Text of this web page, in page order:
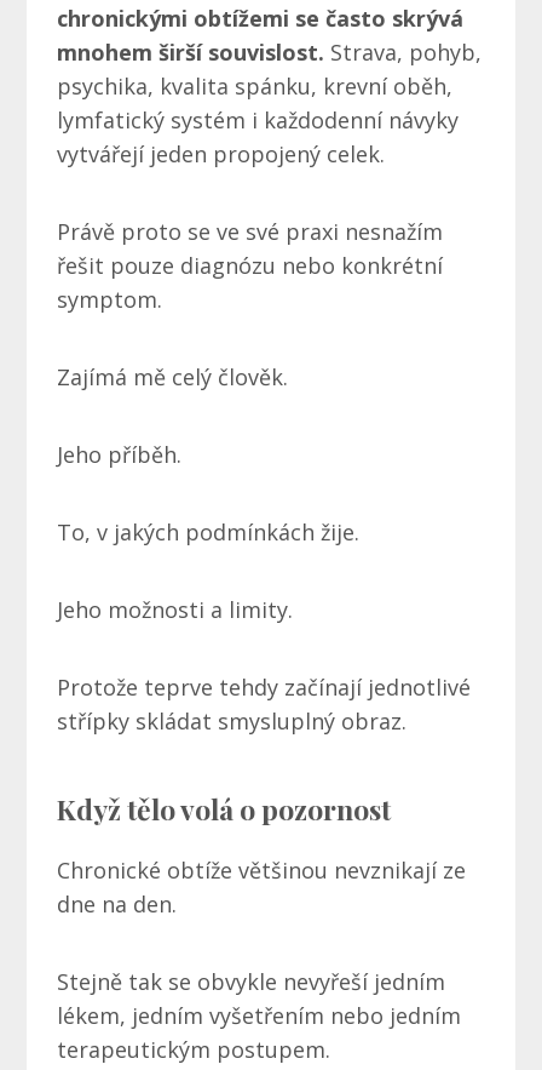
chronickými obtížemi se často skrývá
mnohem širší souvislost. Strava, pohyb,
psychika, kvalita spánku, krevní oběh,
lymfatický systém i každodenní návyky
vytvářejí jeden propojený celek.
Právě proto se ve své praxi nesnažím
řešit pouze diagnózu nebo konkrétní
symptom.
Zajímá mě celý člověk.
Jeho příběh.
To, v jakých podmínkách žije.
Jeho možnosti a limity.
Protože teprve tehdy začínají jednotlivé
střípky skládat smysluplný obraz.
Když tělo volá o pozornost
Chronické obtíže většinou nevznikají ze
dne na den.
Stejně tak se obvykle nevyřeší jedním
lékem, jedním vyšetřením nebo jedním
terapeutickým postupem.